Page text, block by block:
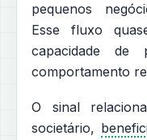
pequenos
Esse fluxo
capacidade de
comportamento
O sinal
societário,